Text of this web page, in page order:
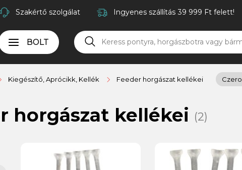
Szakértő szolgálat Ingyenes szállítás 39 999 Ft felett!
BOLT
Kiegészítő, Aprócikk, Kellék Feeder horgászat kellékei Czero
horgászat kellékei (2)